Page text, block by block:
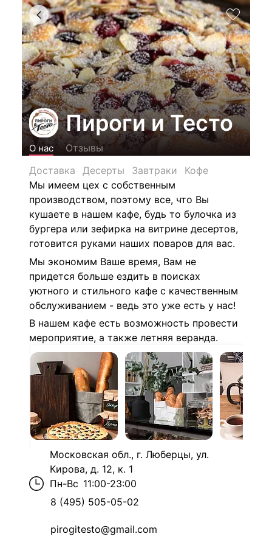
Пироги и Тесто
О нас
Отзывы
Доставка
Десерты Завтраки
Кофе
Мы имеем цех с собственным
производством, поэтому все, что Вы
кушаете в нашем кафе, будь то булочка из
бургера или зефирка на витрине десертов,
готовится руками наших поваров для вас.
Мы экономим Ваше время, Вам не
придется больше ездить в поисках
уютного и стильного кафе с качественным
обслуживанием - ведь это уже есть у нас!
В нашем кафе есть возможность провести
мероприятие, а также летняя веранда.
Московская обл., г. Люберцы, ул.
Кирова, д. 12, к. 1
Пн-Вс 11:00-23:00
8 (495) 505-05-02
pirogitesto@gmail.com